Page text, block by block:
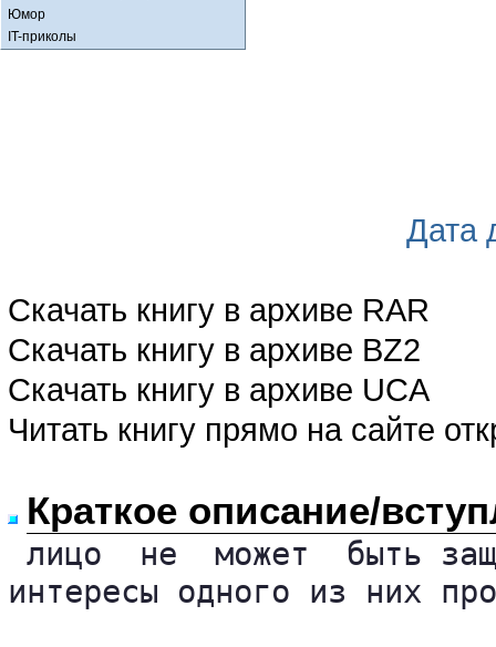
Юмор
IT-приколы
Дата
Скачать книгу в архиве RAR
Скачать книгу в архиве BZ2
Скачать книгу в архиве UCA
Читать книгу прямо на сайте
Краткое описание/
лицо  не  может  быть
интересы одного из них